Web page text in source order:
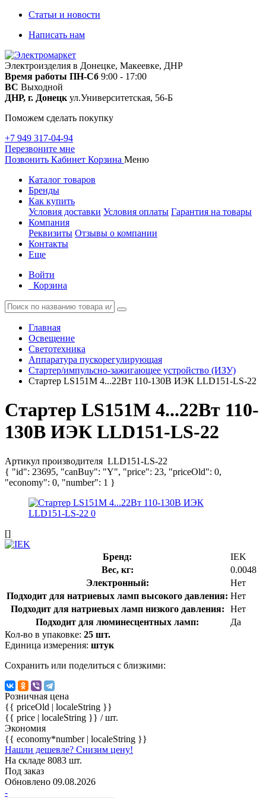
Статьи и новости
Написать нам
Электроизделия в Донецке, Макеевке, ДНР
Время работы ПН-Сб 9:00 - 17:00
ВС Выходной
ДНР, г. Донецк ул.Университетская, 56-Б
Поможем сделать покупку
+7 949 317-04-94
Перезвоните мне
Позвонить Кабинет Корзина Меню
Каталог товаров
Бренды
Как купить
Условия доставки Условия оплаты Гарантия на товары
Компания
Реквизиты Отзывы о компании
Контакты
Еще
Войти
Корзина
Главная
Освещение
Светотехника
Аппаратура пускорегулирующая
Стартер/импульсно-зажигающее устройство (ИЗУ)
Стартер LS151M 4...22Вт 110-130В ИЭК LLD151-LS-22
Стартер LS151M 4...22Вт 110-
130В ИЭК LLD151-LS-22
Артикул производителя LLD151-LS-22
{ "id": 23695, "canBuy": "Y", "price": 23, "priceOld": 0,
"economy": 0, "number": 1 }
[]
Бренд:
IEK
Вес, кг:
0.0048
Электронный:
Нет
Подходит для натриевых ламп высокого давления: Нет
Подходит для натриевых ламп низкого давления:
Нет
Подходит для люминесцентных ламп:
Да
Кол-во в упаковке: 25 шт.
Единица измерения: штук
Сохранить или поделиться с близкими:
Розничная цена
{{ priceOld | localeString }}
{{ price | localeString }} / шт.
Экономия
{{ economy*number | localeString }}
Нашли дешевле? Снизим цену!
На складе 8083 шт.
Под заказ
Обновлено 09.08.2026
-